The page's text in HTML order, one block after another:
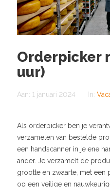
Kwaliteit en MVO
Orderpicker
uur)
Aan: 1 januari 2024 In:
Als orderpicker ben je
verzamelen van bestelde
een handscanner in je ene
ander. Je verzamelt de
grootte en zwaarte, met een
op een veilige en